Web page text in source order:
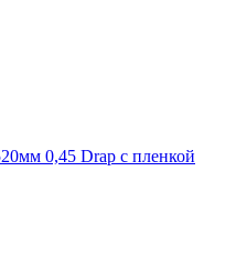
0,45 Drap с пленкой